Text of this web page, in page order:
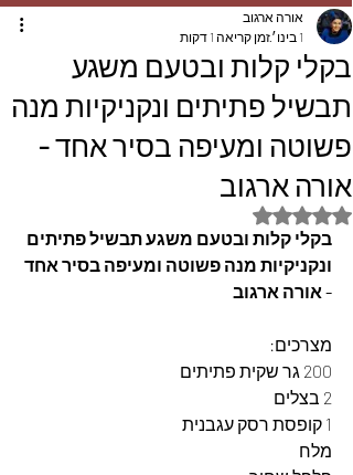
בקלי קלות ובטעם משגע
תבשיל פתיתים ונקניקיות מנה
פשוטה ומעיפה בסיר אחד -
אורה ארגוב
אורה ארגוב
1 בינו׳
זמן קריאה 1 דקות
דירוג של NaN מתוך 5 כוכבים
בקלי קלות ובטעם משגע תבשיל פתיתים
ונקניקיות מנה פשוטה ומעיפה בסיר אחד
- אורה ארגוב
מצרכים:
200 גר שקית פתיתים
2 בצלים
1 קופסת רסק עגבנית
מלח